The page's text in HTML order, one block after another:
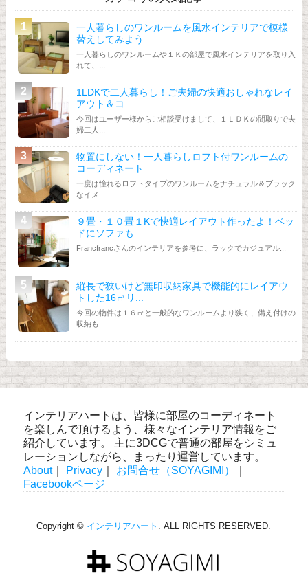
一人暮らしのワンルームを風水インテリアで模様
替えしてみよう
一人暮らしのワンルームや１Ｋの部屋で風水インテリアを取り入
れて、...
1LDKで二人暮らし！ご夫婦の快適おしゃれなレイ
アウト＆コ...
今回はユーザー様からご相談受けまして、１ＬＤＫの間取りで夫
婦二人...
物置にしない！一人暮らしロフト付ワンルームの
コーディネート
一度は憧れるロフトタイプのワンルームをナチュラル＆ブラック
なイメ...
９畳・１０畳１Kで快適レイアウト作ったよ！ベッ
ドにソファも...
Francfrancさんのインテリアを参考に、ラックでカジュアル...
縦長で狭いけど無印収納家具で機能的にレイアウ
トした16㎡リ...
今回の物件は１６㎡と一般的なワンルームより狭く、備え付けの
収納も...
インテリアハートは、皆様に部屋のコーディネート
を楽しんで頂けるよう、様々なインテリア情報をご
紹介しています。 主に3DCGで普通の部屋をシミュ
レーションしながら、まったり運営しています。
About｜ Privacy お問合せ（SOYAGIMI）
Facebookページ
Copyright © インテリアハート . ALL RIGHTS RESERVED.